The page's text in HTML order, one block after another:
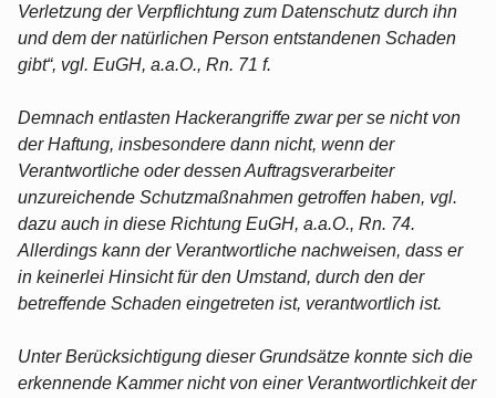
Verletzung der Verpflichtung zum Datenschutz durch ihn
und dem der natürlichen Person entstandenen Schaden
gibt“, vgl. EuGH, a.a.O., Rn. 71 f.
Demnach entlasten Hackerangriffe zwar per se nicht von
der Haftung, insbesondere dann nicht, wenn der
Verantwortliche oder dessen Auftragsverarbeiter
unzureichende Schutzmaßnahmen getroffen haben, vgl.
dazu auch in diese Richtung EuGH, a.a.O., Rn. 74.
Allerdings kann der Verantwortliche nachweisen, dass er
in keinerlei Hinsicht für den Umstand, durch den der
betreffende Schaden eingetreten ist, verantwortlich ist.
Unter Berücksichtigung dieser Grundsätze konnte sich die
erkennende Kammer nicht von einer Verantwortlichkeit der